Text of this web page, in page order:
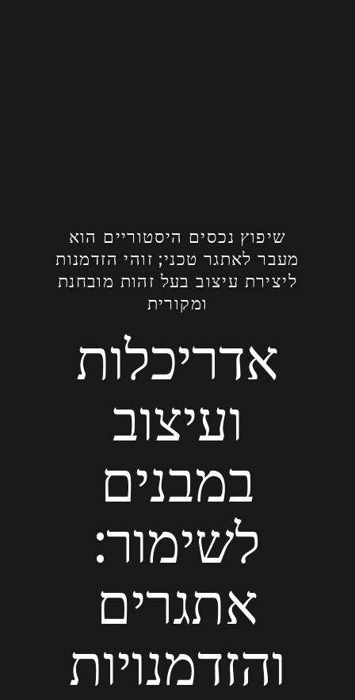
שיפוץ נכסים היסטוריים הוא
מעבר לאתגר טכני; זוהי הזדמנות
ליצירת עיצוב בעל זהות מובחנת
ומקורית
אדריכלות
ועיצוב
במבנים
לשימור:
אתגרים
והזדמנויות